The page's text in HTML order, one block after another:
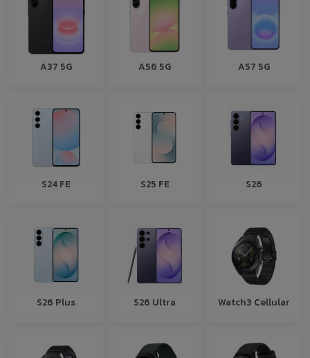
A37 5G A56 5G A57 5G
S24 FE S25 FE S26
S26 Plus S26 Ultra Watch3 Cellular